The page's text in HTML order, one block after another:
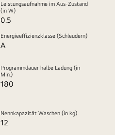
Leistungsaufnahme im Aus-Zustand
(in W)
0.5
Energieeffizienzklasse (Schleudern)
A
Programmdauer halbe Ladung (in
Min.)
180
Nennkapazität Waschen (in kg)
12